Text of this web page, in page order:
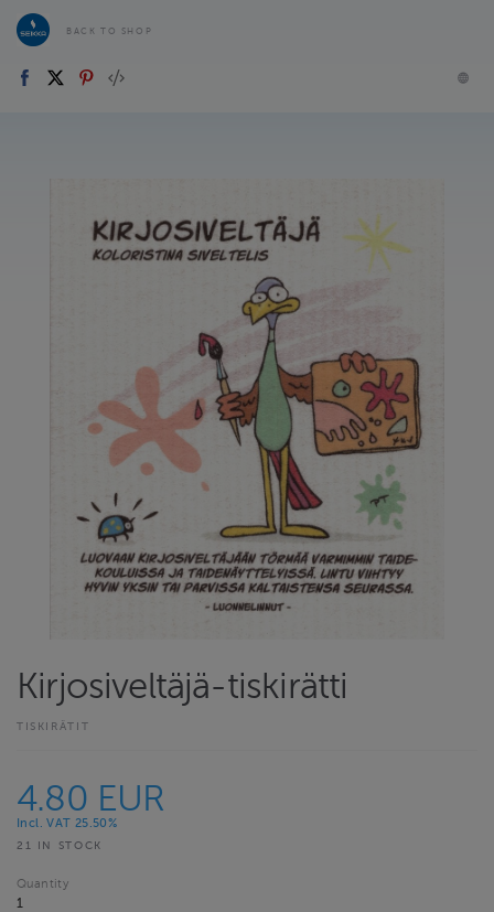
BACK TO SHOP
Kirjosiveltäjä-tiskirätti
TISKIRÄTIT
4.80 EUR
Incl. VAT 25.50%
21 IN STOCK
Quantity